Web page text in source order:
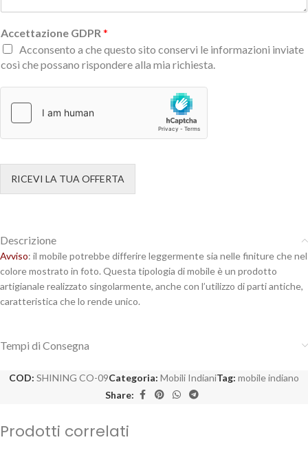
Accettazione GDPR *
Acconsento a che questo sito conservi le informazioni inviate
così che possano rispondere alla mia richiesta.
RICEVI LA TUA OFFERTA
Descrizione
Avviso: il mobile potrebbe differire leggermente sia nelle finiture che nel
colore mostrato in foto. Questa tipologia di mobile è un prodotto
artigianale realizzato singolarmente, anche con l’utilizzo di parti antiche,
caratteristica che lo rende unico.
Tempi di Consegna
COD: SHINING CO-09Categoria: Mobili IndianiTag: mobile indiano
Share:
Prodotti correlati